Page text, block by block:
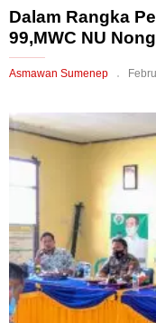
Dalam Rangka
99,MWC NU
Asmawan Sumenep